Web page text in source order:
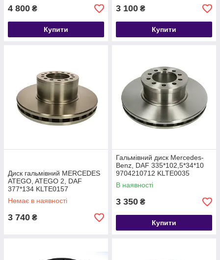
4 800 ₴
Купити
3 100 ₴
Купити
Диск гальмівний MERCEDES
ATEGO, ATEGO 2, DAF
377*134 KLTE0157
9754210012 9754210112
9754210212 MBR5077
Немає в наявності
3 740 ₴
Гальмівний диск Mercedes-
Benz, DAF 335*102,5*34*10
9704210712 KLTE0035
9704210012 9704210112
1962312
В наявності
3 350 ₴
Купити